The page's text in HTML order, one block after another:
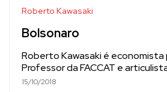
Roberto Kawasaki
Bolsonaro
Roberto Kawasaki é economista
Professor da FACCAT e
15/10/2018